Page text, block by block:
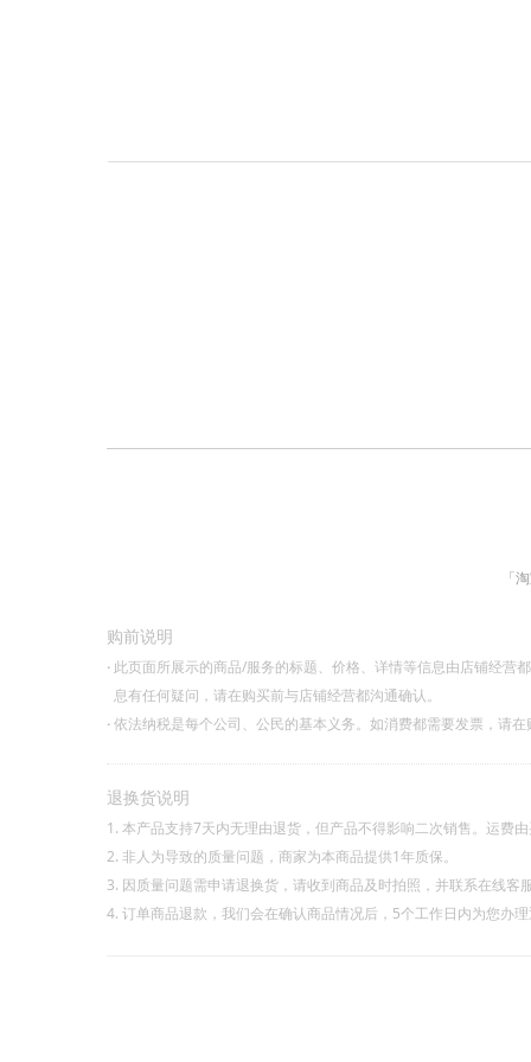
购前说明
· 此页面所展示的商品/服务的标题、价格、详情等信息由店铺经营
息有任何疑问，请在购买前与店铺经营都沟通确认。
·依法纳税是每个公司、公民的基本义务。如消费都需要发票，请
退换货说明
1. 本产品支持7天内无理由退货，但产品不得影响二次销售。运费
2. 非人为导致的质量问题，商家为本商品提供1年质保。
3. 因质量问题需申请退换货，请收到商品及时拍照，并联系在线客
4. 订单商品退款，我们会在确认商品情况后，5个工作日内为您办
「